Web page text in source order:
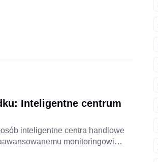
Inteligentne centrum
inteligentne centra handlowe
monitoringowi